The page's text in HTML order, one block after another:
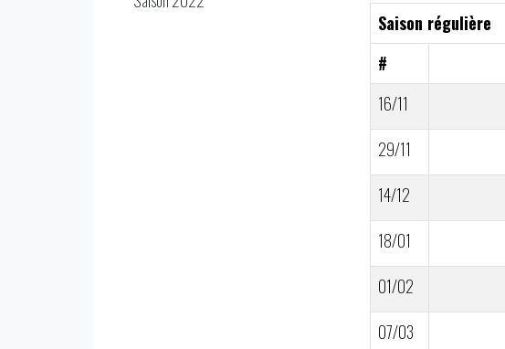
Saison régulière
#
16/11
29/11
14/12
18/01
01/02
07/03